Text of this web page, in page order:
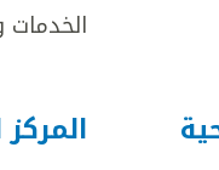
الخدمات